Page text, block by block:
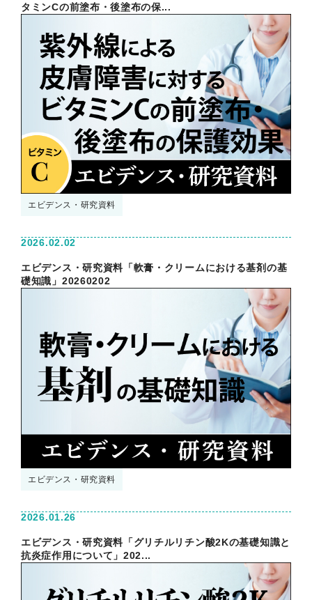
タミンCの前塗布・後塗布の保...
エビデンス・研究資料
2026.02.02
エビデンス・研究資料「軟膏・クリームにおける基剤の基
礎知識」20260202
エビデンス・研究資料
2026.01.26
エビデンス・研究資料「グリチルリチン酸2Kの基礎知識と
抗炎症作用について」202...